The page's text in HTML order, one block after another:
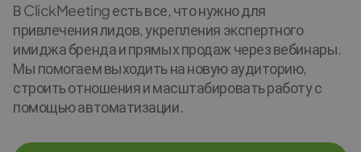
В ClickMeeting есть все, что нужно для
привлечения лидов, укрепления экспертного
имиджа бренда и прямых продаж через вебинары.
Мы помогаем выходить на новую аудиторию,
строить отношения и масштабировать работу с
помощью автоматизации.